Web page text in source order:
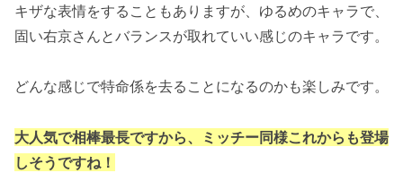
キザな表情をすることもありますが、ゆるめのキャラで、
固い右京さんとバランスが取れていい感じのキャラです。
どんな感じで特命係を去ることになるのかも楽しみです。
大人気で相棒最長ですから、ミッチー同様これからも登場
しそうですね！